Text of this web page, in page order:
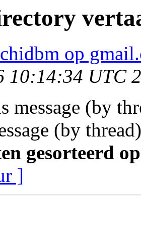
op
10:14:34 UTC
message (by
(by
gesorteerd
]